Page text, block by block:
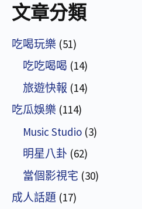
文章分類
吃喝玩樂 (51)
吃吃喝喝 (14)
旅遊快報 (14)
吃瓜娛樂 (114)
Music Studio (3)
明星八卦 (62)
當個影視宅 (30)
成人話題 (17)